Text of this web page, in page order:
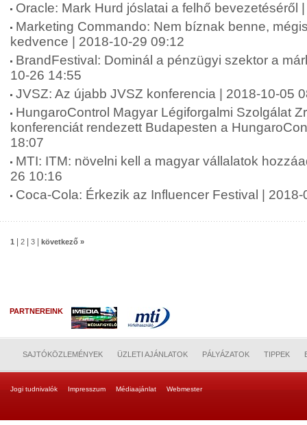
Oracle: Mark Hurd jóslatai a felhő bevezetéséről
Marketing Commando: Nem bíznak benne,
kedvence | 2018-10-29 09:12
BrandFestival: Dominál a pénzügyi szektor a
10-26 14:55
JVSZ: Az újabb JVSZ konferencia | 2018-10-05
HungaroControl Magyar Légiforgalmi Szolgálat
konferenciát rendezett Budapesten a
18:07
MTI: ITM: növelni kell a magyar vállalatok
26 10:16
Coca-Cola: Érkezik az Influencer Festival |
1 2 3 következő »
PARTNEREINK
SAJTÓKÖZLEMÉNYEK ÜZLETI AJÁNLATOK PÁLYÁZATOK TIPPEK
Jogi tudnivalók Impresszum Médiaajánlat Webmester